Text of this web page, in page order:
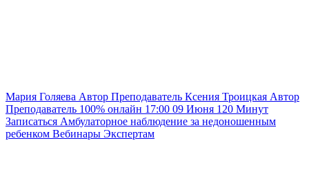
Мария Голяева Автор Преподаватель Ксения Троицкая Автор
Преподаватель 100% онлайн 17:00 09 Июня 120 Минут
Записаться Амбулаторное наблюдение за недоношенным
ребенком Вебинары Экспертам